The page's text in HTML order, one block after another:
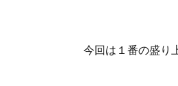
今回は１番の盛り